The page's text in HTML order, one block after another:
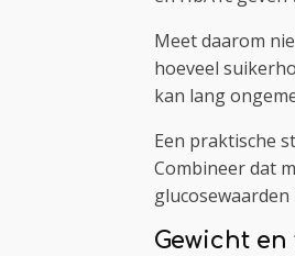
Meet daarom
hoeveel
kan lang
Een praktische
Combineer dat
glucosewaarden
Gewicht